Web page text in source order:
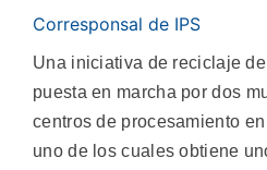
Corresponsal de IPS
Una iniciativa de reciclaje
puesta en marcha por dos
centros de procesamiento
uno de los cuales obtiene